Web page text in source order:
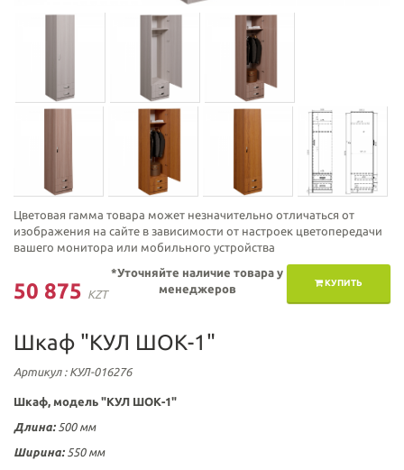
Цветовая гамма товара может незначительно отличаться от
изображения на сайте в зависимости от настроек цветопередачи
вашего монитора или мобильного устройства
50 875 KZT
КУПИТЬ
*Уточняйте наличие товара у
менеджеров
Шкаф "КУЛ ШОК-1"
Артикул: КУЛ-016276
Шкаф, модель "КУЛ ШОК-1"
Длина: 500 мм
Ширина:550 мм